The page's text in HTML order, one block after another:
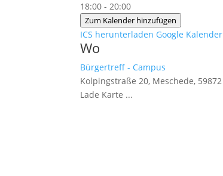
18:00 - 20:00
Zum Kalender hinzufügen
ICS herunterladen Google Kalender
Wo
Bürgertreff - Campus
Kolpingstraße 20, Meschede, 59872
Lade Karte ...